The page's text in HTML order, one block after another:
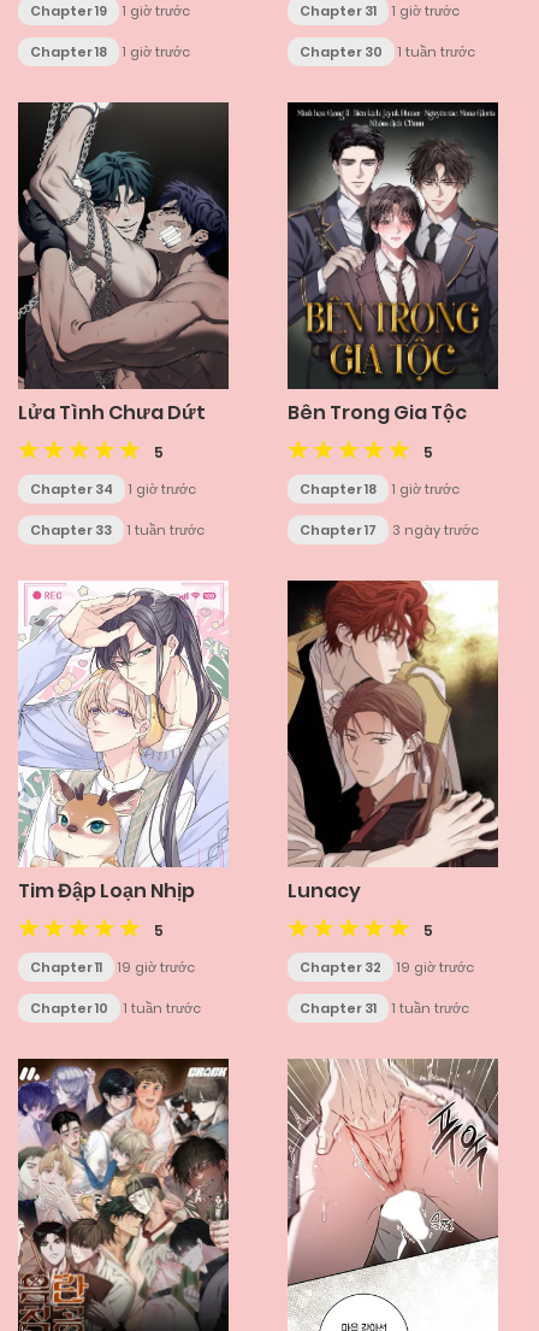
Chapter 19 1 giờ trước
Chapter 18 1 giờ trước
Chapter 31 1 giờ trước
Chapter 30 1 tuần trước
Lửa Tình Chưa Dứt
5
Chapter 34 1 giờ trước
Chapter 33 1 tuần trước
Bên Trong Gia Tộc
5
Chapter 18 1 giờ trước
Chapter 17 3 ngày trước
Tim Đập Loạn Nhịp
5
Chapter 11 19 giờ trước
Chapter 10 1 tuần trước
Lunacy
5
Chapter 32 19 giờ trước
Chapter 31 1 tuần trước